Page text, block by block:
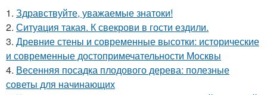
1. Здравствуйте, уважаемые знатоки!
2. Ситуaция такая. К свекрови в гости ездили.
3. Древние стены и современные высотки: исторические
и современные достопримечательности Москвы
4. Весенняя посадка плодового дерева: полезные
советы для начинающих